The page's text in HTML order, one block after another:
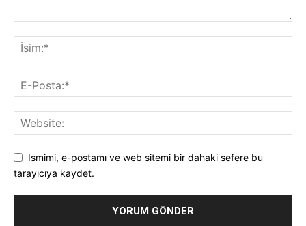
Ismimi, e-postamı ve web sitemi bir dahaki sefere bu
tarayıcıya kaydet.